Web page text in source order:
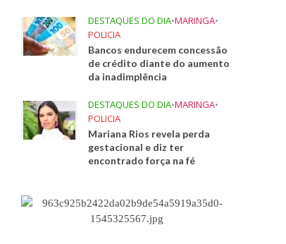
DESTAQUES DO DIA•MARINGA•
POLICIA
Bancos endurecem concessão
de crédito diante do aumento
da inadimplência
DESTAQUES DO DIA•MARINGA•
POLICIA
Mariana Rios revela perda
gestacional e diz ter
encontrado força na fé